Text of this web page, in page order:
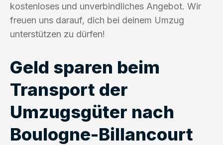
kostenloses und unverbindliches Angebot. Wir
freuen uns darauf, dich bei deinem Umzug
unterstützen zu dürfen!
Geld sparen beim
Transport der
Umzugsgüter nach
Boulogne-Billancourt